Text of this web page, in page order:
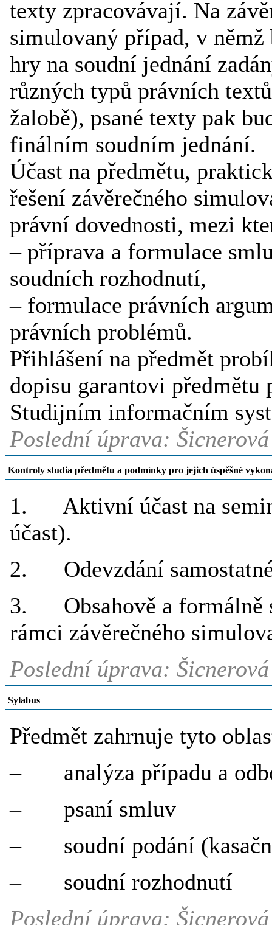
texty zpracovávají. Na
simulovaný případ, v
hry na soudní jednání
různých typů právních
žalobě), psané texty pak
finálním soudním jednání.
Účast na předmětu,
řešení závěrečného
právní dovednosti, mezi
– příprava a formulace
soudních rozhodnutí,
– formulace právních
právních problémů.
Přihlášení na předmět
dopisu garantovi předmětu
Studijním informačním
Poslední úprava:
Kontroly studia předmětu a podmínky pro jejich úspěšné
1. Aktivní účast na
účast).
2. Odevzdání samostatné
3. Obsahově a formálně
rámci závěrečného
Poslední úprava:
Sylabus
Předmět zahrnuje tyto
– analýza případu a
– psaní smluv
– soudní podání
– soudní rozhodnutí
Poslední úprava: